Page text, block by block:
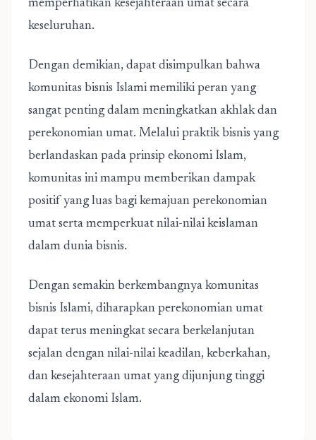
memperhatikan kesejahteraan umat secara
keseluruhan.
Dengan demikian, dapat disimpulkan bahwa
komunitas bisnis Islami memiliki peran yang
sangat penting dalam meningkatkan akhlak dan
perekonomian umat. Melalui praktik bisnis yang
berlandaskan pada prinsip ekonomi Islam,
komunitas ini mampu memberikan dampak
positif yang luas bagi kemajuan perekonomian
umat serta memperkuat nilai-nilai keislaman
dalam dunia bisnis.
Dengan semakin berkembangnya komunitas
bisnis Islami, diharapkan perekonomian umat
dapat terus meningkat secara berkelanjutan
sejalan dengan nilai-nilai keadilan, keberkahan,
dan kesejahteraan umat yang dijunjung tinggi
dalam ekonomi Islam.